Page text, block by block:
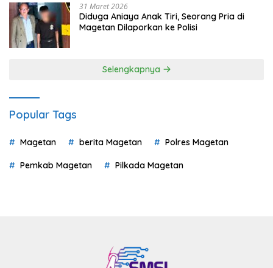
31 Maret 2026
Diduga Aniaya Anak Tiri, Seorang Pria di
Magetan Dilaporkan ke Polisi
Selengkapnya
Popular Tags
Magetan berita Magetan Polres Magetan
Pemkab Magetan Pilkada Magetan